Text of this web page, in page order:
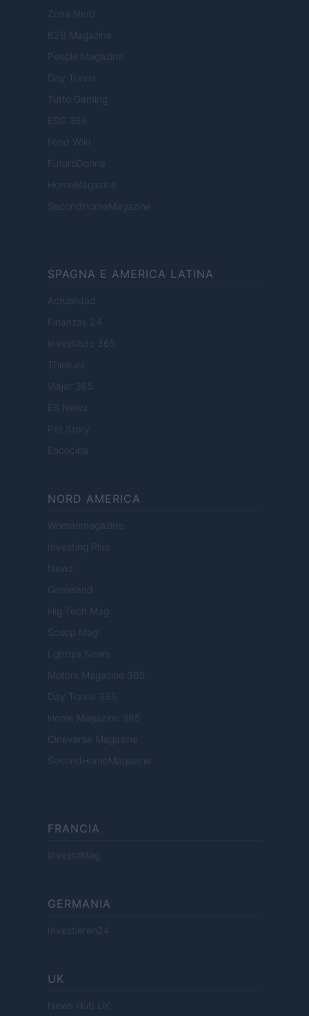
Zona Nerd
B2B Magazine
People Magazine
Day Travel
Tutto Gaming
ESG 365
Food Wiki
FuturoDonna
HomeMagazine
SecondHomeMagazine
SPAGNA E AMERICA LATINA
Actualidad
Finanzas 24
Investindo 365
Think.es
Viajar 365
ES Newz
Pet Story
Encocina
NORD AMERICA
Womanmagazine
Investing Plus
Newz
Gameland
Hig Tech Mag
Scoop Mag
Lgbtqia News
Motors Magazine 365
Day Travel 365
Home Magazine 365
Cineverse Magazine
SecondHomeMagazine
FRANCIA
InvestirMag
GERMANIA
Investieren24
UK
News Hub UK